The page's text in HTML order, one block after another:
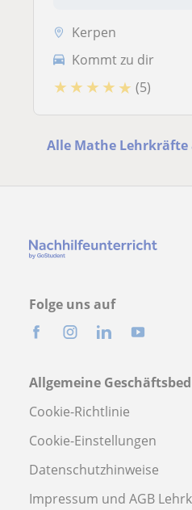
Kerpen
Kommt zu dir
★ ★ ★ ★ ★ (5)
Alle Mathe Lehrkräfte
Folge uns auf
Allgemeine
Cookie-Richtlinie
Cookie-Einstellungen
Datenschutzhinweise
Impressum und AGB